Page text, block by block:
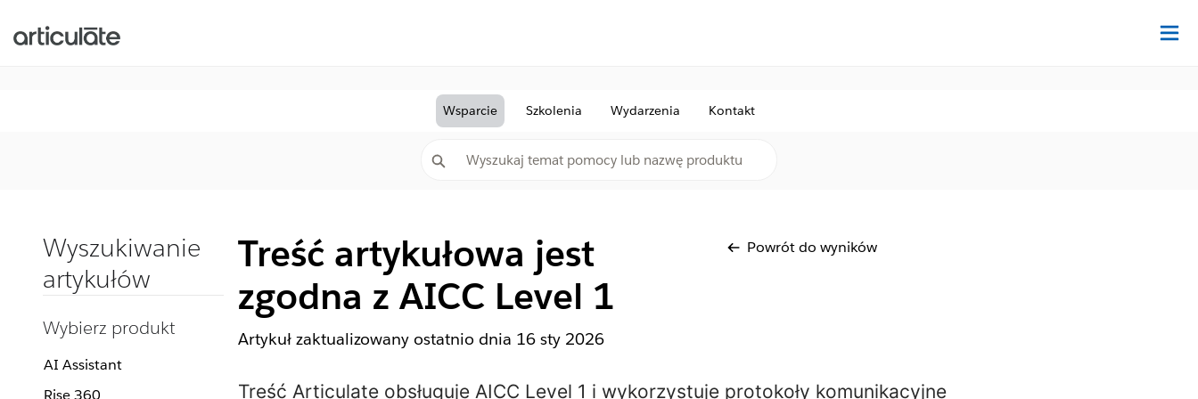
Wsparcie Szkolenia Wydarzenia Kontakt
Wyszukiwanie
artykułów
Wybierz produkt
AI Assistant
Rise 360
Treść artykułowa jest
zgodna z AICC Level 1
Powrót do wyników
Artykuł zaktualizowany ostatnio dnia 16 sty 2026
Treść Articulate obsługuje AICC Level 1 i wykorzystuje protokoły komunikacyjne